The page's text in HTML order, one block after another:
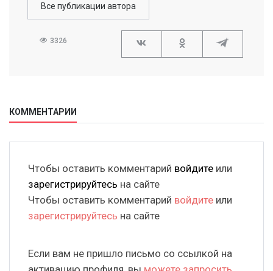
Все публикации автора
3326
КОММЕНТАРИИ
Чтобы оставить комментарий войдите или
зарегистрируйтесь на сайте
Чтобы оставить комментарий войдите или
зарегистрируйтесь на сайте
Если вам не пришло письмо со ссылкой на